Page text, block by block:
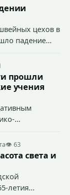
цехов в
падение
прошли
учения
объекте
власти.
👁 63
света и
летия